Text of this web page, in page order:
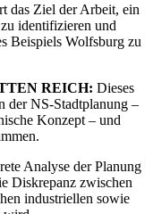
das Ziel der Arbeit, ein
identifizieren und
Beispiels Wolfsburg zu
REICH: Dieses
der NS-Stadtplanung –
Konzept – und
Analyse der Planung
Diskrepanz zwischen
industriellen sowie